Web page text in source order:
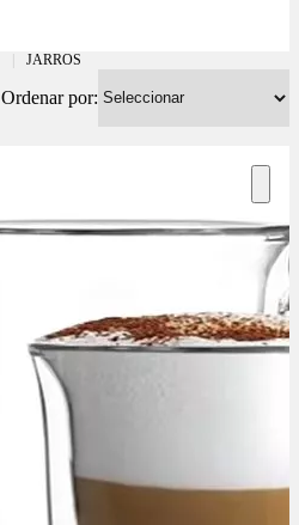
JARROS
Ordenar por: